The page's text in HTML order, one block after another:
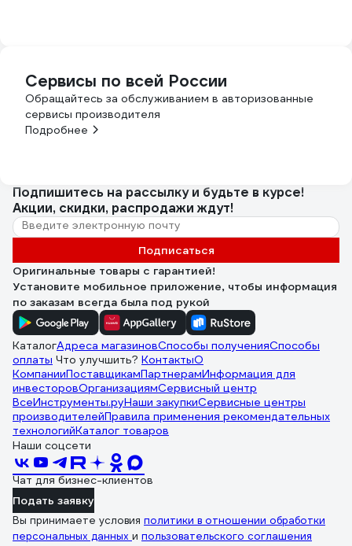
Сервисы по всей России
Обращайтесь за обслуживанием в авторизованные
сервисы производителя
Подробнее
Подпишитесь на рассылкуи будьте в курсе!
Акции, скидки, распродажи ждут!
Подписаться
Оригинальные товары с гарантией!
Установите мобильное приложение, чтобы информация
по заказам всегда была под рукой
КаталогАдреса магазиновСпособы полученияСпособы
оплаты Что улучшить? КонтактыО
КомпанииПоставщикамПартнерамИнформация для
инвесторовОрганизациямСервисный центр
ВсеИнструменты.руНаши закупкиСервисные центры
производителейПравила применения рекомендательных
технологийКаталог товаров
Наши соцсети
Чат для бизнес-клиентов
Подать заявку
Вы принимаете условия политики в отношении обработки
персональных данных и пользовательского соглашения